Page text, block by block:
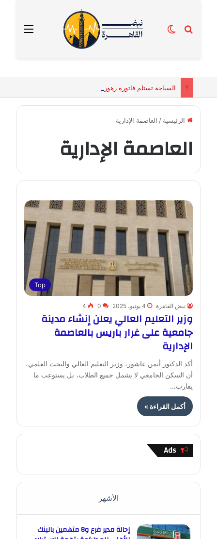
القائمة بحث عنالوضع المظلم
الرئيسية / العاصمة الإدارية
العاصمة الإدارية
Top
نبض القاهرة 4 يونيو، 2025 0
4
وزير التعليم العالي يعلن إنشاء مدينة
جامعية على غرار باريس بالعاصمة
الإدارية
أكد الدكتور أيمن عاشور، وزير التعليم العالي والبحث العلمي،
أن السكن الجامعي لا يشمل جميع الطلاب، بل يستوعب ما
يقارب…
أكمل القراءة »
Ads
الأشهر
إحالة مدير فرع و8 متهمين بالبنك